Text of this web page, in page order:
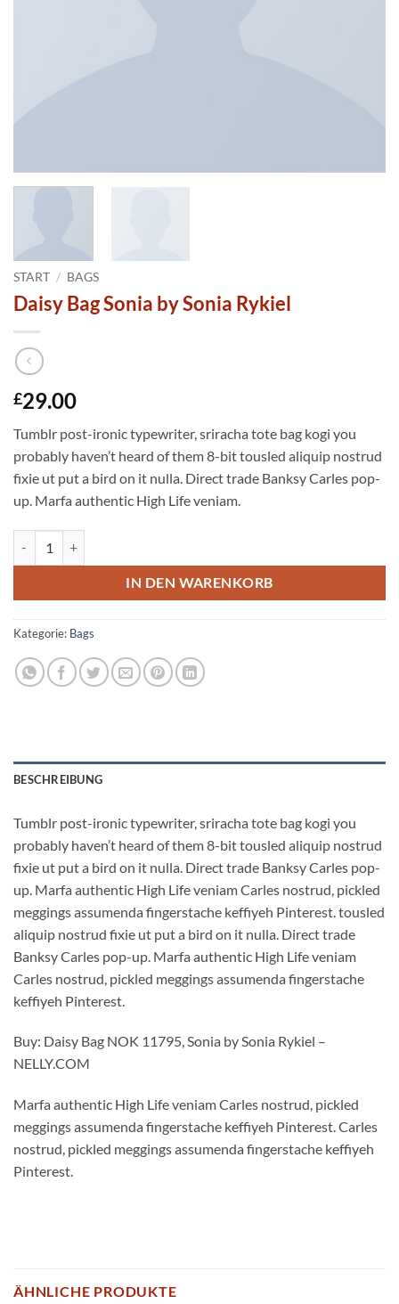
START / BAGS
Daisy Bag Sonia by Sonia Rykiel
£29.00
Tumblr post-ironic typewriter, sriracha tote bag kogi you
probably haven’t heard of them 8-bit tousled aliquip nostrud
fixie ut put a bird on it nulla. Direct trade Banksy Carles pop-
up. Marfa authentic High Life veniam.
IN DEN WARENKORB
Kategorie: Bags
BESCHREIBUNG
Tumblr post-ironic typewriter, sriracha tote bag kogi you
probably haven’t heard of them 8-bit tousled aliquip nostrud
fixie ut put a bird on it nulla. Direct trade Banksy Carles pop-
up. Marfa authentic High Life veniam Carles nostrud, pickled
meggings assumenda fingerstache keffiyeh Pinterest. tousled
aliquip nostrud fixie ut put a bird on it nulla. Direct trade
Banksy Carles pop-up. Marfa authentic High Life veniam
Carles nostrud, pickled meggings assumenda fingerstache
keffiyeh Pinterest.
Buy: Daisy Bag NOK 11795, Sonia by Sonia Rykiel –
NELLY.COM
Marfa authentic High Life veniam Carles nostrud, pickled
meggings assumenda fingerstache keffiyeh Pinterest. Carles
nostrud, pickled meggings assumenda fingerstache keffiyeh
Pinterest.
ÄHNLICHE PRODUKTE